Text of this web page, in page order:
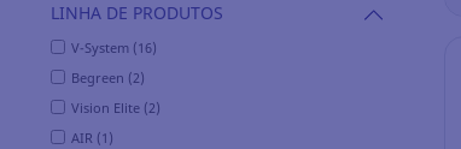
LINHA DE PRODUTOS
V-System (16)
Begreen (2)
Vision Elite (2)
AIR (1)